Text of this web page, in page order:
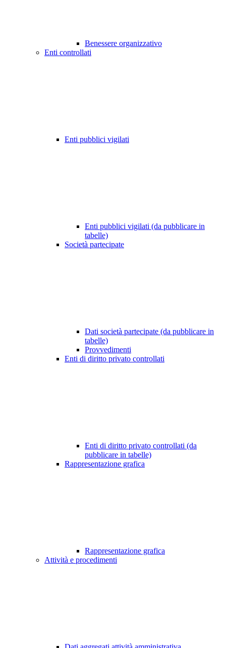
Benessere organizzativo
Enti controllati
Enti pubblici vigilati
Enti pubblici vigilati (da pubblicare in
tabelle)
Società partecipate
Dati società partecipate (da pubblicare in
tabelle)
Provvedimenti
Enti di diritto privato controllati
Enti di diritto privato controllati (da
pubblicare in tabelle)
Rappresentazione grafica
Rappresentazione grafica
Attività e procedimenti